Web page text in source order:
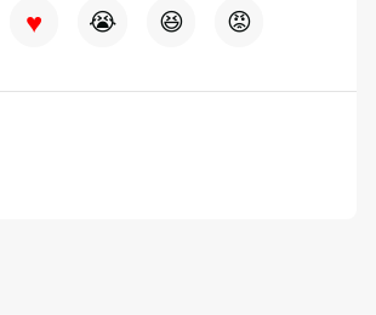
♥ 😭 😆 😡